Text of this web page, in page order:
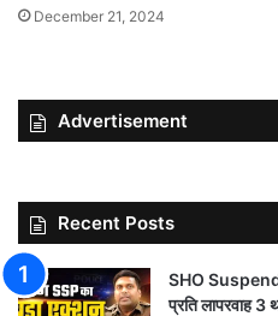
December 21, 2024
Advertisement
Recent Posts
SHO
प्रति लापरवाह 3